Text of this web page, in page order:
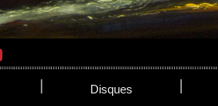
Disques